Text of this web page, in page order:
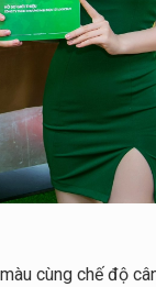
cùng chế độ